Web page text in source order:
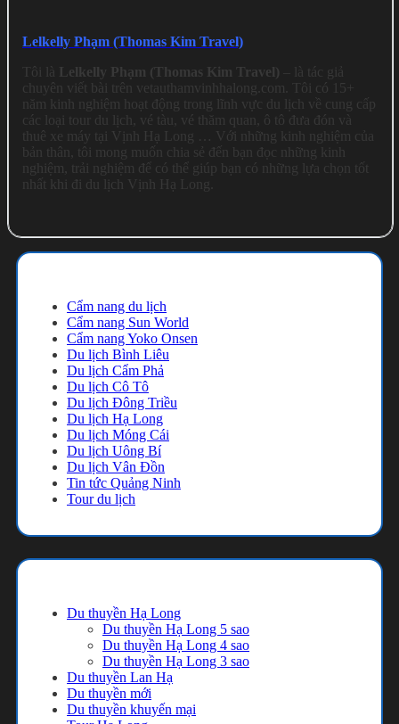
Lelkelly Phạm (Thomas Kim Travel)
Tôi là Lelkelly Phạm (Thomas Kim Travel) – là tác giả
chuyên viết bài trên vetauthamvinhhalong.com. Tôi có 15+
năm kinh nghiệm hoạt động trong lĩnh vực du lịch về cung cấp
các loại tour du lịch, vé tàu, vé thăm quan, ô tô đưa đón và
thuê xe máy tại Vịnh Hạ Long … Với những kinh nghiệm của
bản thân, tôi mong muốn chia sẻ đến bạn đọc những kinh
nghiệm, trải nghiệm để có thể giúp bạn có những lựa chọn tốt
nhất khi đi du lịch Vịnh Hạ Long.
Cẩm nang du lịch
Cẩm nang Sun World
Cẩm nang Yoko Onsen
Du lịch Bình Liêu
Du lịch Cẩm Phả
Du lịch Cô Tô
Du lịch Đông Triều
Du lịch Hạ Long
Du lịch Móng Cái
Du lịch Uông Bí
Du lịch Vân Đồn
Tin tức Quảng Ninh
Tour du lịch
Du thuyền Hạ Long
Du thuyền Hạ Long 5 sao
Du thuyền Hạ Long 4 sao
Du thuyền Hạ Long 3 sao
Du thuyền Lan Hạ
Du thuyền mới
Du thuyền khuyến mại